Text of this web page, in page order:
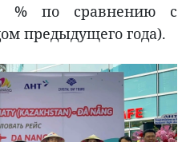
% по сравнению с
предыдущего года).